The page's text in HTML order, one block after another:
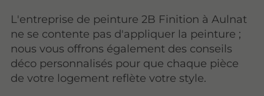
L'entreprise de peinture 2B Finition à Aulnat
ne se contente pas d'appliquer la peinture ;
nous vous offrons également des conseils
déco personnalisés pour que chaque pièce
de votre logement reflète votre style.